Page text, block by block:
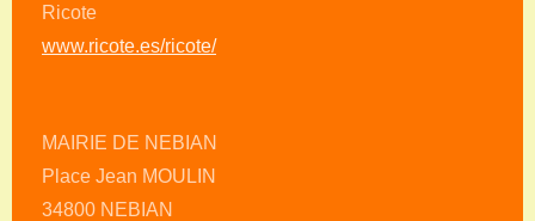
Ricote
www.ricote.es/ricote/
MAIRIE DE NEBIAN
Place Jean MOULIN
34800 NEBIAN